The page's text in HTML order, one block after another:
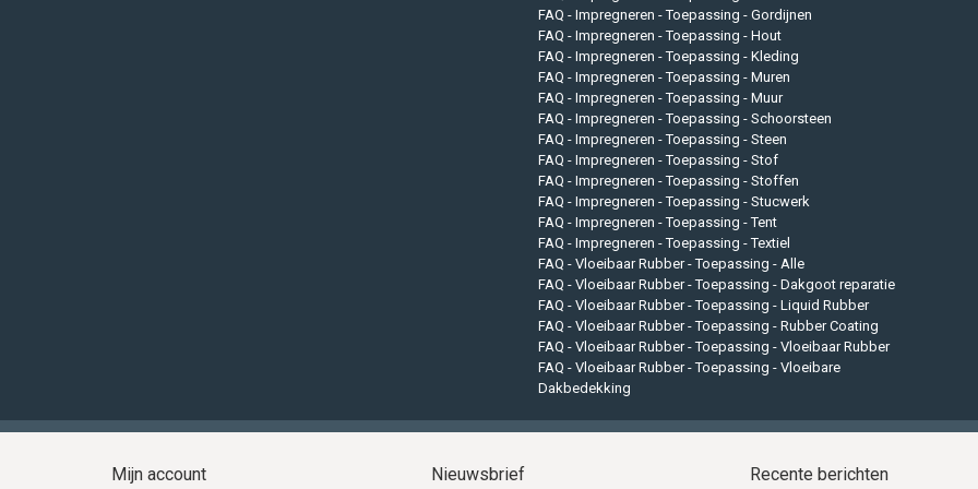
FAQ - Impregneren - Toepassing - Gordijnen
FAQ - Impregneren - Toepassing - Hout
FAQ - Impregneren - Toepassing - Kleding
FAQ - Impregneren - Toepassing - Muren
FAQ - Impregneren - Toepassing - Muur
FAQ - Impregneren - Toepassing - Schoorsteen
FAQ - Impregneren - Toepassing - Steen
FAQ - Impregneren - Toepassing - Stof
FAQ - Impregneren - Toepassing - Stoffen
FAQ - Impregneren - Toepassing - Stucwerk
FAQ - Impregneren - Toepassing - Tent
FAQ - Impregneren - Toepassing - Textiel
FAQ - Vloeibaar Rubber - Toepassing - Alle
FAQ - Vloeibaar Rubber - Toepassing - Dakgoot reparatie
FAQ - Vloeibaar Rubber - Toepassing - Liquid Rubber
FAQ - Vloeibaar Rubber - Toepassing - Rubber Coating
FAQ - Vloeibaar Rubber - Toepassing - Vloeibaar Rubber
FAQ - Vloeibaar Rubber - Toepassing - Vloeibare
Dakbedekking
Mijn account Nieuwsbrief Recente berichten